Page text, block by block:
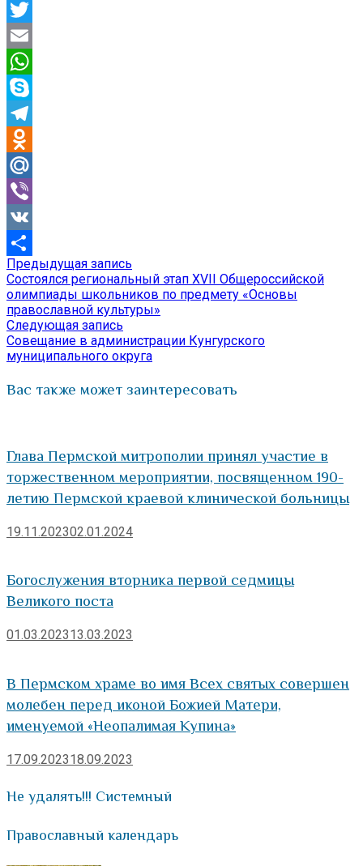
Facebook
Twitter
Email
WhatsApp
Skype
Telegram
Odnoklassniki
Mail.Ru
Viber
VK
Отправить
Навигация
по
записям
Предыдущая запись
запись:
Состоялся региональный этап XVII Общероссийской
олимпиады школьников по предмету «Основы
православной культуры»
Следующая запись
запись:
Совещание в администрации Кунгурского
муниципального округа
Вас также может заинтересовать
Глава Пермской митрополии принял участие в
торжественном мероприятии, посвященном 190-
летию Пермской краевой клинической больницы
19.11.202302.01.2024
Богослужения вторника первой седмицы
Великого поста
01.03.202313.03.2023
В Пермском храме во имя Всех святых совершен
молебен перед иконой Божией Матери,
именуемой «Неопалимая Купина»
17.09.202318.09.2023
Не удалять!!! Системный
Православный календарь